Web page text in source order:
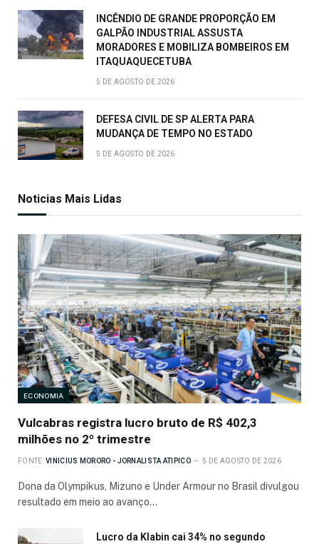
INCÊNDIO DE GRANDE PROPORÇÃO EM
GALPÃO INDUSTRIAL ASSUSTA
MORADORES E MOBILIZA BOMBEIROS EM
ITAQUAQUECETUBA
5 DE AGOSTO DE 2026
DEFESA CIVIL DE SP ALERTA PARA
MUDANÇA DE TEMPO NO ESTADO
5 DE AGOSTO DE 2026
Noticias Mais Lidas
ECONOMIA
Vulcabras registra lucro bruto de R$ 402,3
milhões no 2º trimestre
FONTE: VINICIUS MORORO - JORNALISTA ATIPICO 5 DE AGOSTO DE 2026
Dona da Olympikus, Mizuno e Under Armour no Brasil divulgou
resultado em meio ao avanço…
Lucro da Klabin cai 34% no segundo